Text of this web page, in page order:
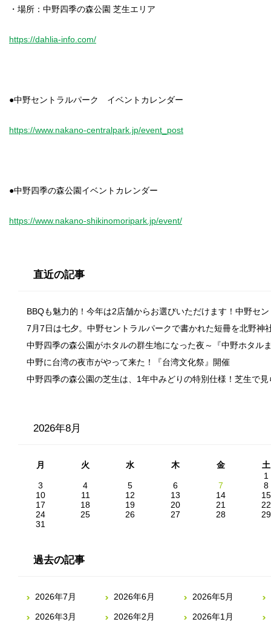
・場所：中野四季の森公園 芝生エリア
https://dahlia-info.com/
●中野セントラルパーク イベントカレンダー
https://www.nakano-centralpark.jp/event_post
●中野四季の森公園イベントカレンダー
https://www.nakano-shikinomoripark.jp/event/
直近の記事
BBQも魅力的！今年は2店舗からお選びいただけます！中野セ
7月7日は七夕。中野セントラルパークで書かれた短冊を北野神
中野四季の森公園がホタルの群生地になった夜～『中野ホタル
中野に台湾の夜市がやって来た！『台湾文化祭』開催
中野四季の森公園の芝生は、1年中みどりの特別仕様！芝生で
2026年8月
月 火 水 木 金
土
1
3
4 5 6 7
8
10
11 12 13 14
15
17
18 19 20 21
22
24
25 26 27 28
29
31
過去の記事
2026年7月 2026年6月 2026年5月
2026年3月 2026年2月 2026年1月